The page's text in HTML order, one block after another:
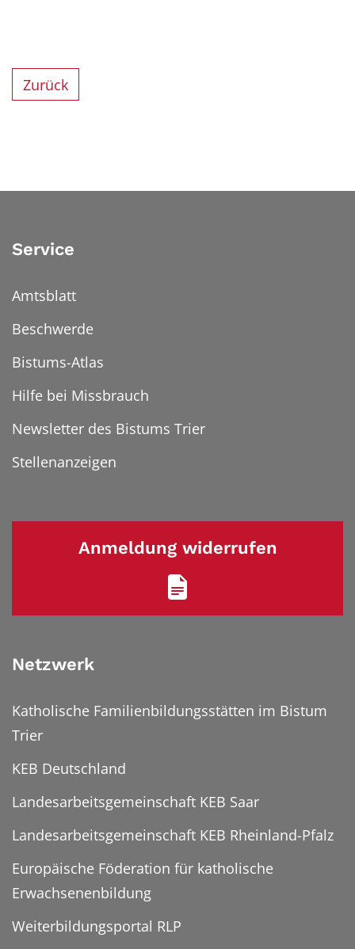
Zurück
Service
Amtsblatt
Beschwerde
Bistums-Atlas
Hilfe bei Missbrauch
Newsletter des Bistums Trier
Stellenanzeigen
Anmeldung widerrufen
Netzwerk
Katholische Familienbildungsstätten im Bistum
Trier
KEB Deutschland
Landesarbeitsgemeinschaft KEB Saar
Landesarbeitsgemeinschaft KEB Rheinland-Pfalz
Europäische Föderation für katholische
Erwachsenenbildung
Weiterbildungsportal RLP